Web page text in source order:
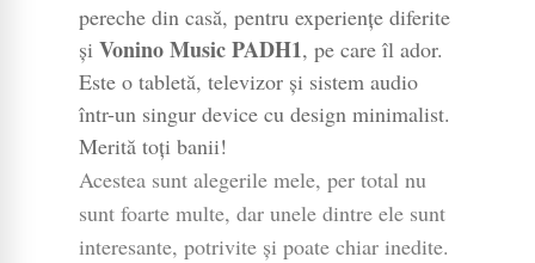
pereche din casă, pentru experiențe diferite
și Vonino Music PADH1, pe care îl ador.
Este o tabletă, televizor și sistem audio
într-un singur device cu design minimalist.
Merită toți banii!
Acestea sunt alegerile mele, per total nu
sunt foarte multe, dar unele dintre ele sunt
interesante, potrivite și poate chiar inedite.